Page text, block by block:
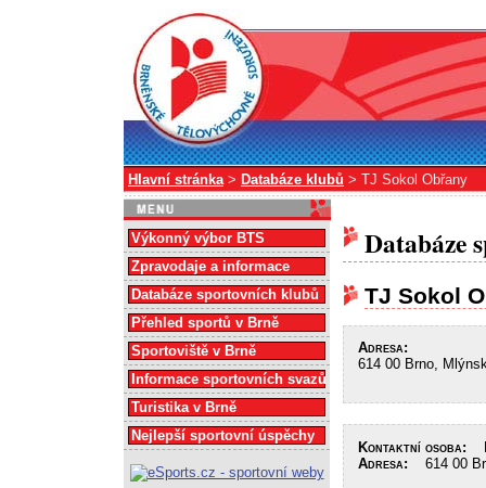
Hlavní stránka> Databáze klubů > TJ Sokol Obřany
Databáze
TJ Sokol
Adresa:
614 00 Brno,
Kontaktní osoba:
Adresa: 614 00
Výkonný výbor BTS
Zpravodaje a informace
Databáze sportovních klubů
Přehled sportů v Brně
Sportoviště v Brně
Informace sportovních svazů
Turistika v Brně
Nejlepší sportovní úspěchy